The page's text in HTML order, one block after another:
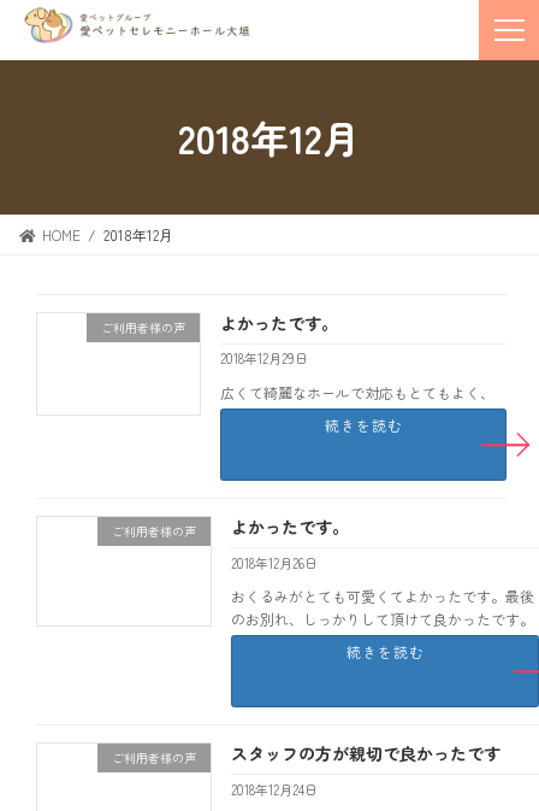
2018年12月
HOME 2018年12月
ご利用者様の声 よかったです。
2018年12月29日
広くて綺麗なホールで対応もとてもよく、
よかったです。 大垣市 U
続きを読む
ご利用者様の声 よかったです。
2018年12月26日
おくるみがとても可愛くてよかったです。最後
のお別れ、しっかりして頂けて良かったです。
大垣市 M
続きを読む
ご利用者様の声 スタッフの方が親切で良かったです
2018年12月24日